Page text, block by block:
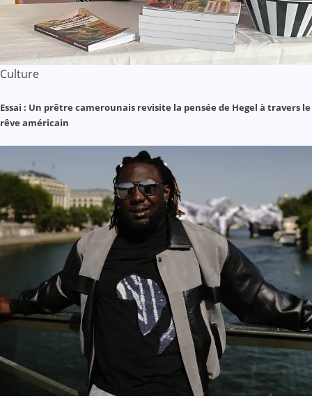
Culture
Essai : Un prêtre camerounais revisite la pensée de Hegel à travers le
rêve américain